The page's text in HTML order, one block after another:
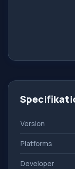
Version
Platforms
Developer